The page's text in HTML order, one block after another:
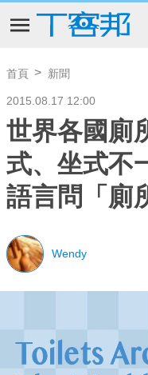
首頁 新聞
2015.08.17 12:00
世界各國廁
式、坐式不
語言問「廁
Wendy